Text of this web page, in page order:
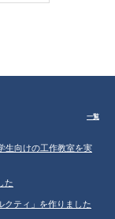
一覧
生向けの工作教室を実
た
クティ」を作りました